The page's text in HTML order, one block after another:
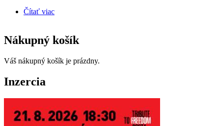
Čítať viac
Nákupný košík
Váš nákupný košík je prázdny.
Inzercia